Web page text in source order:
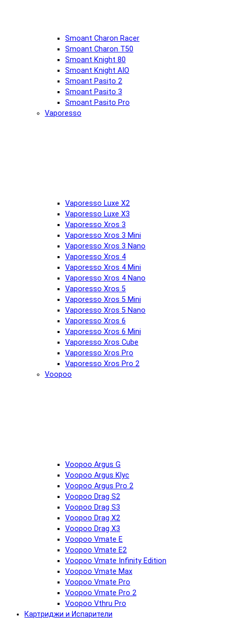
Smoant Charon Racer
Smoant Charon T50
Smoant Knight 80
Smoant Knight AIO
Smoant Pasito 2
Smoant Pasito 3
Smoant Pasito Pro
Vaporesso
Vaporesso Luxe X2
Vaporesso Luxe X3
Vaporesso Xros 3
Vaporesso Xros 3 Mini
Vaporesso Xros 3 Nano
Vaporesso Xros 4
Vaporesso Xros 4 Mini
Vaporesso Xros 4 Nano
Vaporesso Xros 5
Vaporesso Xros 5 Mini
Vaporesso Xros 5 Nano
Vaporesso Xros 6
Vaporesso Xros 6 Mini
Vaporesso Xros Cube
Vaporesso Xros Pro
Vaporesso Xros Pro 2
Voopoo
Voopoo Argus G
Voopoo Argus Klyc
Voopoo Argus Pro 2
Voopoo Drag S2
Voopoo Drag S3
Voopoo Drag X2
Voopoo Drag X3
Voopoo Vmate E
Voopoo Vmate E2
Voopoo Vmate Infinity Edition
Voopoo Vmate Max
Voopoo Vmate Pro
Voopoo Vmate Pro 2
Voopoo Vthru Pro
Картриджи и Испарители